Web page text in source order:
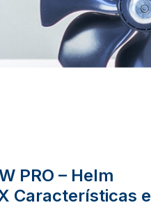
PRO – Helm
Características e